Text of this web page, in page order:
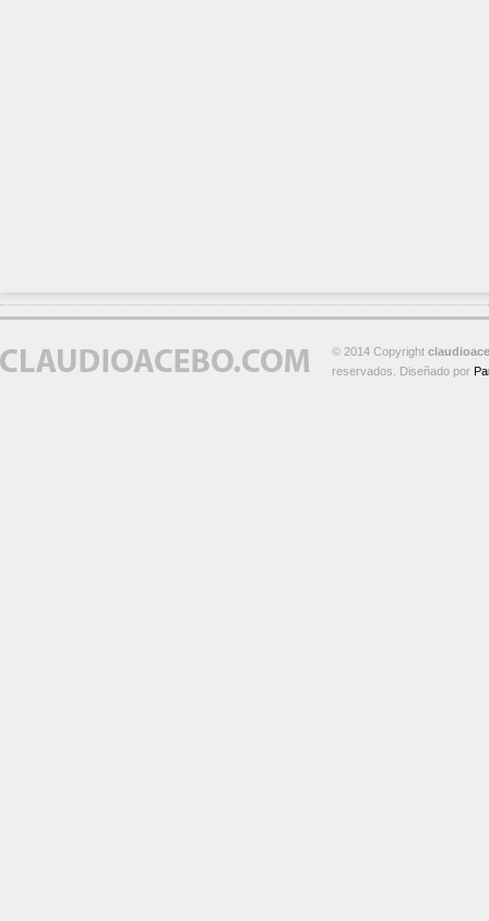
© 2014 Copyright
reservados. Diseñado por